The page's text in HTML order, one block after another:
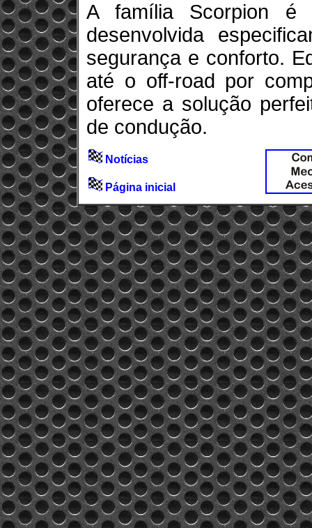
A família Scorpion
desenvolvida
segurança e conforto.
até o off-road por
oferece a solução
de condução.
Notícias
Página inicial